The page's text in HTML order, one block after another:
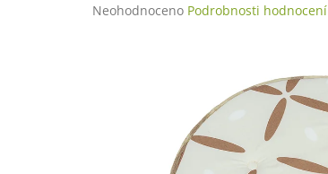
Průměrné
Neohodnoceno Podrobnosti hodnocení